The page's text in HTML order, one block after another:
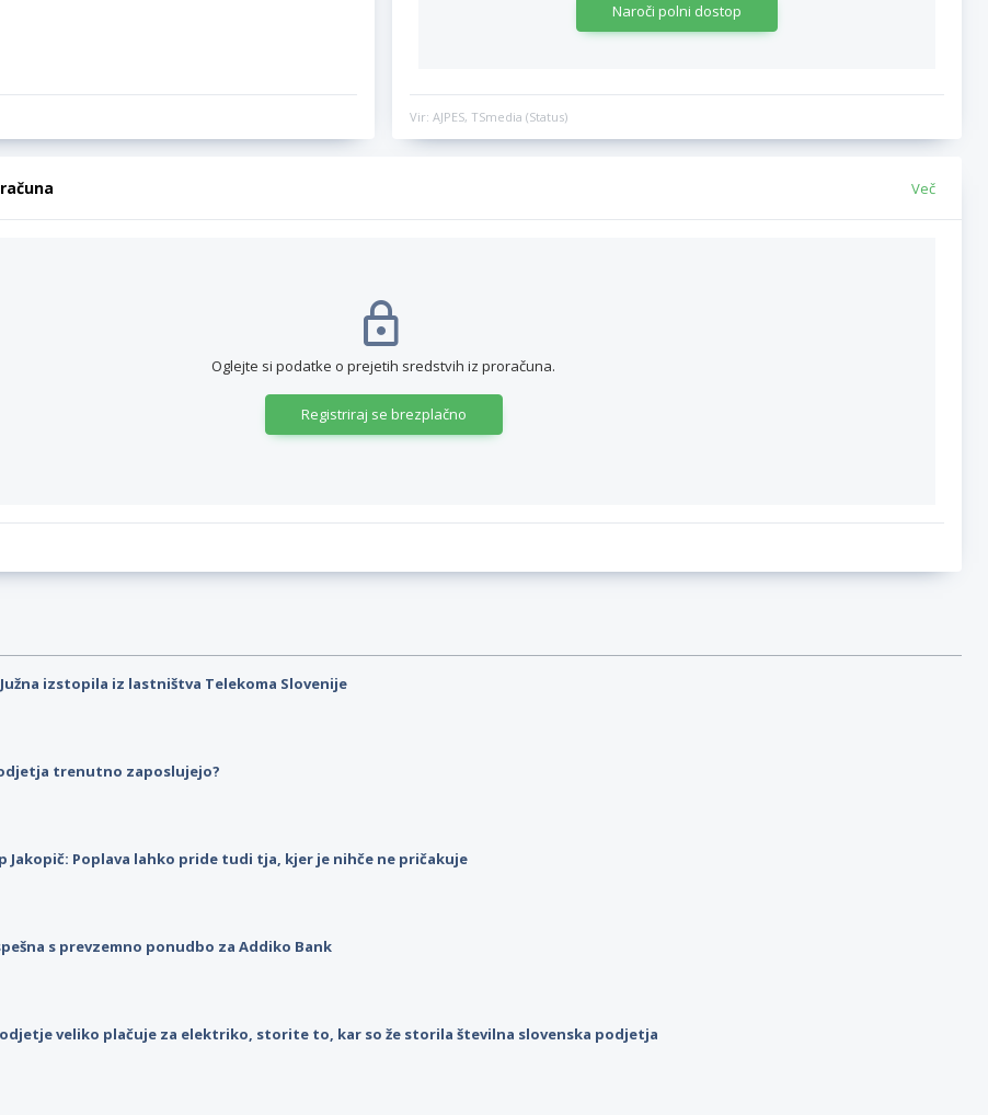
Naroči polni dostop
Vir: AJPES, TSmedia (Status)
Več
Oglejte si podatke o prejetih sredstvih iz proračuna.
Registriraj se brezplačno
izstopila iz lastništva Telekoma Slovenije
trenutno zaposlujejo?
Jakopič: Poplava lahko pride tudi tja, kjer je nihče ne pričakuje
s prevzemno ponudbo za Addiko Bank
veliko plačuje za elektriko, storite to, kar so že storila številna slovenska podjetja